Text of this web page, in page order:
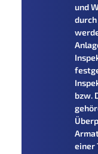
und
bzw.
einer